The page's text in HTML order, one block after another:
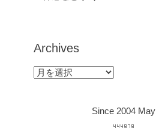
Archives
Archives
Since 2004 May